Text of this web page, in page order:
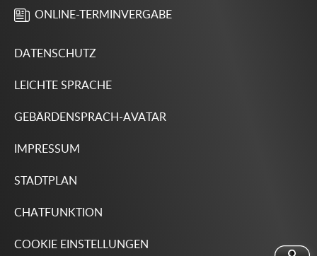
ONLINE-TERMINVERGABE
DATENSCHUTZ
LEICHTE SPRACHE
GEBÄRDENSPRACH-AVATAR
IMPRESSUM
STADTPLAN
CHATFUNKTION
COOKIE EINSTELLUNGEN